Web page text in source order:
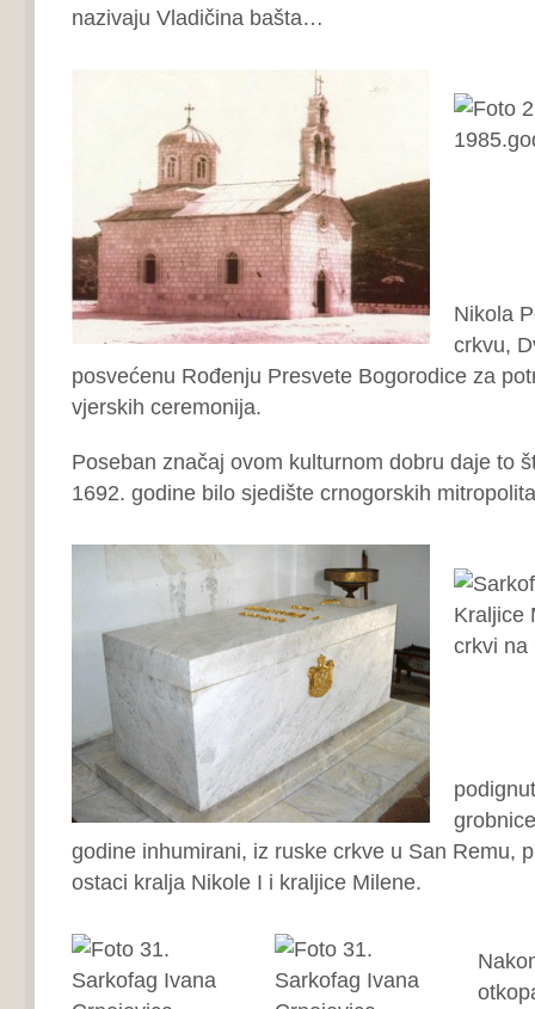
nazivaju Vladičina bašta…
Nikola
crkvu,
posvećenu Rođenju Presvete Bogorodice za
vjerskih ceremonija.
Poseban značaj ovom kulturnom dobru daje to
1692. godine bilo sjedište crnogorskih
godine inhumirani, iz ruske crkve u San Remu,
ostaci kralja Nikole I i kraljice Milene.